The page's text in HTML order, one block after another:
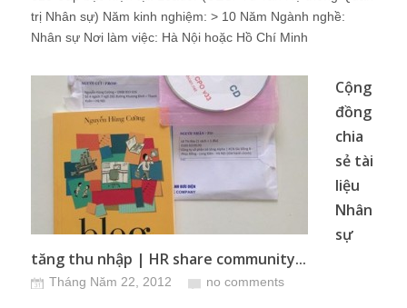
trị Nhân sự) Năm kinh nghiệm: > 10 Năm Ngành nghề:
Nhân sự Nơi làm việc: Hà Nội hoặc Hồ Chí Minh
Cộng
đồng
chia
sẻ tài
liệu
Nhân
sự
tăng thu nhập | HR share community...
Tháng Năm 22, 2012 no comments